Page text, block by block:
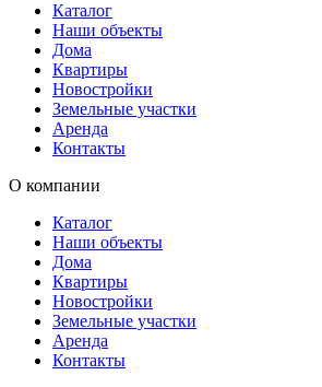
Каталог
Наши объекты
Дома
Квартиры
Новостройки
Земельные участки
Аренда
Контакты
О компании
Каталог
Наши объекты
Дома
Квартиры
Новостройки
Земельные участки
Аренда
Контакты